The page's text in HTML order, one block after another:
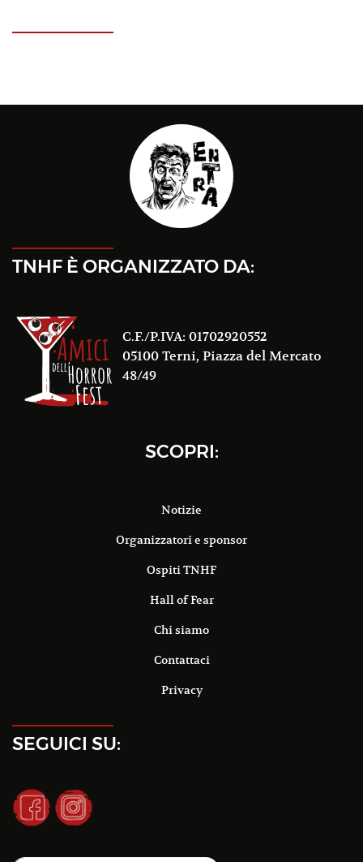
TNHF È ORGANIZZATO DA:
C.F./P.IVA: 01702920552
05100 Terni, Piazza del Mercato
48/49
SCOPRI:
Notizie
Organizzatori e sponsor
Ospiti TNHF
Hall of Fear
Chi siamo
Contattaci
Privacy
SEGUICI SU: